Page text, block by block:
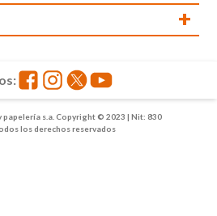
+
s.a. Copyright © 2023 | Nit: 830
los derechos reservados